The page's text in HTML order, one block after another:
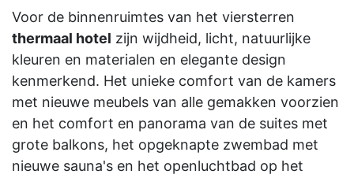
Voor de binnenruimtes van het viersterren
thermaal hotel zijn wijdheid, licht, natuurlijke
kleuren en materialen en elegante design
kenmerkend. Het unieke comfort van de kamers
met nieuwe meubels van alle gemakken voorzien
en het comfort en panorama van de suites met
grote balkons, het opgeknapte zwembad met
nieuwe sauna's en het openluchtbad op het